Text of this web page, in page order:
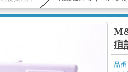
疸
品